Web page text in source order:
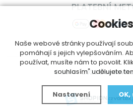
PLATEBNÍ
© 2014 - 2026
Cookies
Naše webové stránky používají
pomáhají s jejich vylepšováním.
používat, musíte nám to povolit.
souhlasím" udělujete
Nastavení